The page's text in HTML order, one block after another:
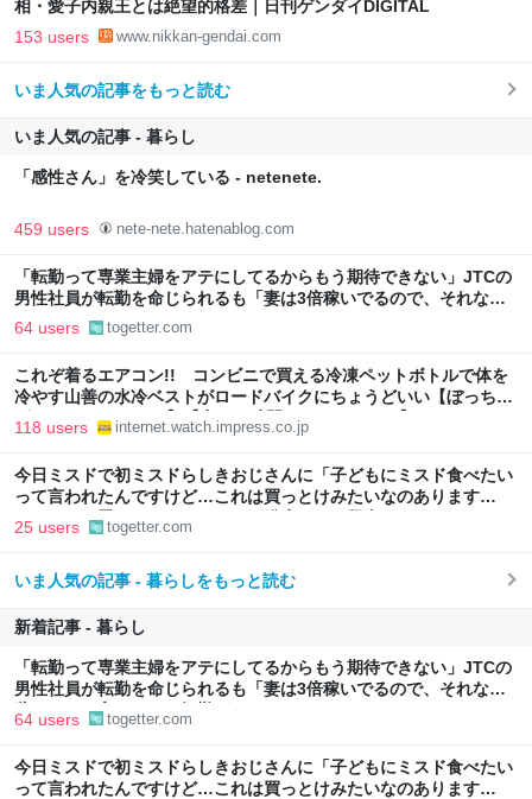
相・愛子内親王とは絶望的格差｜日刊ゲンダイDIGITAL
153 users www.nikkan-gendai.com
いま人気の記事をもっと読む
いま人気の記事 - 暮らし
「感性さん」を冷笑している - netenete.
459 users nete-nete.hatenablog.com
「転勤って専業主婦をアテにしてるからもう期待できない」JTCの
男性社員が転勤を命じられるも「妻は3倍稼いでるので、それなら
辞める」と言ったら、転勤がなくなった
64 users togetter.com
これぞ着るエアコン!! コンビニで買える冷凍ペットボトルで体を
冷やす山善の水冷ベストがロードバイクにちょうどいい【ぼっち・
ざ・ろーど！その14】【空いた時間でなにしてる？】
118 users internet.watch.impress.co.jp
今日ミスドで初ミスドらしきおじさんに「子どもにミスド食べたい
って言われたんですけど…これは買っとけみたいなのあります
か…？」と尋ねられるイベントが発生して、興奮した
25 users togetter.com
いま人気の記事 - 暮らしをもっと読む
新着記事 - 暮らし
「転勤って専業主婦をアテにしてるからもう期待できない」JTCの
男性社員が転勤を命じられるも「妻は3倍稼いでるので、それなら
辞める」と言ったら、転勤がなくなった
64 users togetter.com
今日ミスドで初ミスドらしきおじさんに「子どもにミスド食べたい
って言われたんですけど…これは買っとけみたいなのあります